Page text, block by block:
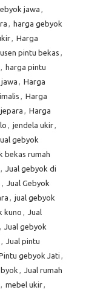
jawa ,
, harga gebyok
, Harga
pintu bekas ,
, harga pintu
, Harga
, Harga
, Harga
, jendela ukir,
gebyok
bekas rumah
, Jual gebyok di
, Jual Gebyok
, jual gebyok
kuno , Jual
, Jual gebyok
, Jual pintu
gebyok Jati ,
, Jual rumah
, mebel ukir,